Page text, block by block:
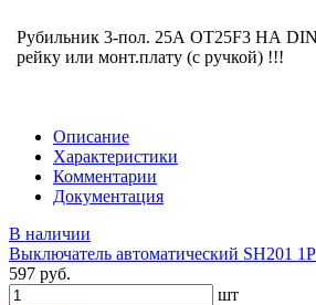
Рубильник 3-пол. 25А ОT25F3 НА DIN
рейку или монт.плату (с ручкой) !!!
Описание
Характеристики
Комментарии
Документация
В наличии
Выключатель автоматический SH201
597 руб.
шт